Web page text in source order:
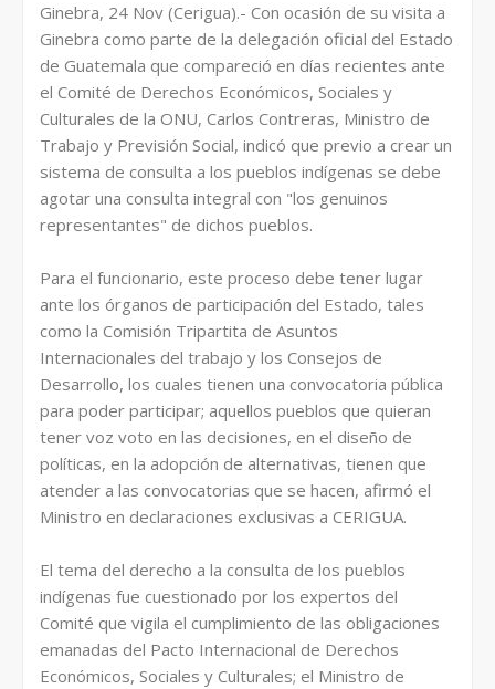
Ginebra, 24 Nov (Cerigua).- Con ocasión de su visita a
Ginebra como parte de la delegación oficial del Estado
de Guatemala que compareció en días recientes ante
el Comité de Derechos Económicos, Sociales y
Culturales de la ONU, Carlos Contreras, Ministro de
Trabajo y Previsión Social, indicó que previo a crear un
sistema de consulta a los pueblos indígenas se debe
agotar una consulta integral con "los genuinos
representantes" de dichos pueblos.
Para el funcionario, este proceso debe tener lugar
ante los órganos de participación del Estado, tales
como la Comisión Tripartita de Asuntos
Internacionales del trabajo y los Consejos de
Desarrollo, los cuales tienen una convocatoria pública
para poder participar; aquellos pueblos que quieran
tener voz voto en las decisiones, en el diseño de
políticas, en la adopción de alternativas, tienen que
atender a las convocatorias que se hacen, afirmó el
Ministro en declaraciones exclusivas a CERIGUA.
El tema del derecho a la consulta de los pueblos
indígenas fue cuestionado por los expertos del
Comité que vigila el cumplimiento de las obligaciones
emanadas del Pacto Internacional de Derechos
Económicos, Sociales y Culturales; el Ministro de